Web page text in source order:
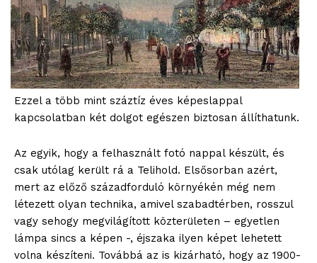
Ezzel a több mint száztíz éves képeslappal
kapcsolatban két dolgot egészen biztosan állíthatunk.
Az egyik, hogy a felhasznált fotó nappal készült, és
csak utólag került rá a Telihold. Elsősorban azért,
mert az előző századforduló környékén még nem
létezett olyan technika, amivel szabadtérben, rosszul
vagy sehogy megvilágított közterületen – egyetlen
lámpa sincs a képen -, éjszaka ilyen képet lehetett
volna készíteni. Továbbá az is kizárható, hogy az 1900-